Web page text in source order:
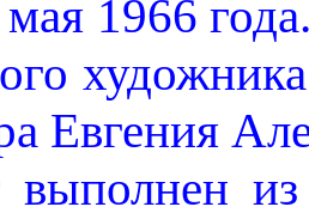
1966
Евгения
из